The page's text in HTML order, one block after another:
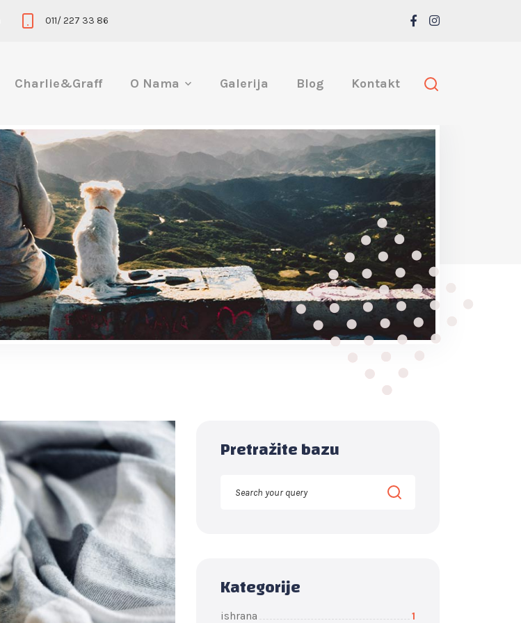
011/ 227 33 86
Charlie&Graff O Nama Galerija Blog Kontakt
Pretražite bazu
Kategorije
ishrana 1